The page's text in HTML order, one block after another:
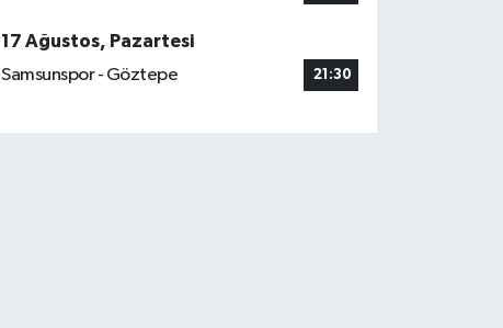
17 Ağustos, Pazartesi
Samsunspor - Göztepe
21:30